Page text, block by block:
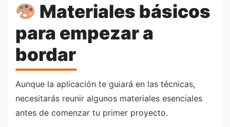
Materiales básicos
para empezar a
bordar
Aunque la aplicación te guiará en las técnicas,
necesitarás reunir algunos materiales esenciales
antes de comenzar tu primer proyecto.